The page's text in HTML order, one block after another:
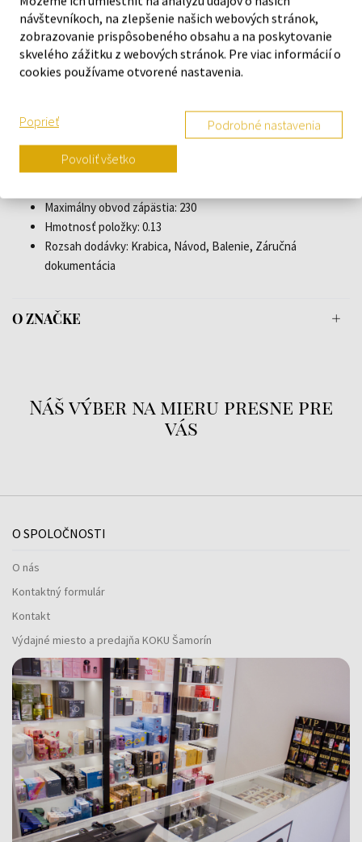
Zadná časť púzdra: našróbovaná, Nerezová oceľ
Pohlavie: Pánske
Korunka: našróbovaná
Sklo: tvrdené, Minerálne sklo
Materiál remienka: Teľacia koža, Textil
Farba remienka: Čierna
Šírka uchytenia: 24
Maximálny obvod zápästia: 230
Hmotnosť položky: 0.13
Rozsah dodávky: Krabica, Návod, Balenie, Záručná
dokumentácia
O ZNAČKE
Náš výber na mieru presne pre
vás
O SPOLOČNOSTI
O nás
Kontaktný formulár
Kontakt
Výdajné miesto a predajňa KOKU Šamorín
návštevníkoch, na zlepšenie našich webových stránok,
zobrazovanie prispôsobeného obsahu a na poskytovanie
skvelého zážitku z webových stránok. Pre viac informácií o
cookies používame otvorené nastavenia.
Poprieť Podrobné nastavenia
Povoliť všetko